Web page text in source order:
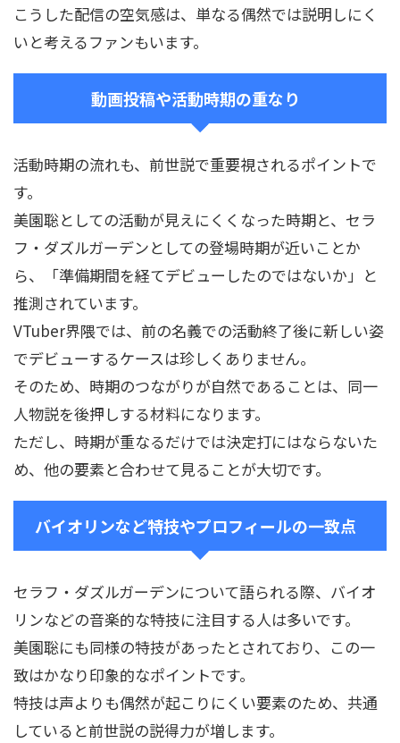
こうした配信の空気感は、単なる偶然では説明しにく
いと考えるファンもいます。
動画投稿や活動時期の重なり
活動時期の流れも、前世説で重要視されるポイントで
す。
美園聡としての活動が見えにくくなった時期と、セラ
フ・ダズルガーデンとしての登場時期が近いことか
ら、「準備期間を経てデビューしたのではないか」と
推測されています。
VTuber界隈では、前の名義での活動終了後に新しい姿
でデビューするケースは珍しくありません。
そのため、時期のつながりが自然であることは、同一
人物説を後押しする材料になります。
ただし、時期が重なるだけでは決定打にはならないた
め、他の要素と合わせて見ることが大切です。
バイオリンなど特技やプロフィールの一致点
セラフ・ダズルガーデンについて語られる際、バイオ
リンなどの音楽的な特技に注目する人は多いです。
美園聡にも同様の特技があったとされており、この一
致はかなり印象的なポイントです。
特技は声よりも偶然が起こりにくい要素のため、共通
していると前世説の説得力が増します。